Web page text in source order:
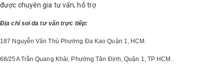
được chuyên gia tư vấn, hỗ trợ
Địa chỉ soi da tư vấn trực tiếp:
187 Nguyễn Văn Thủ Phường Đa Kao Quận 1, HCM.
68/25A Trần Quang Khải, Phường Tân Định, Quận 1, TP HCM.